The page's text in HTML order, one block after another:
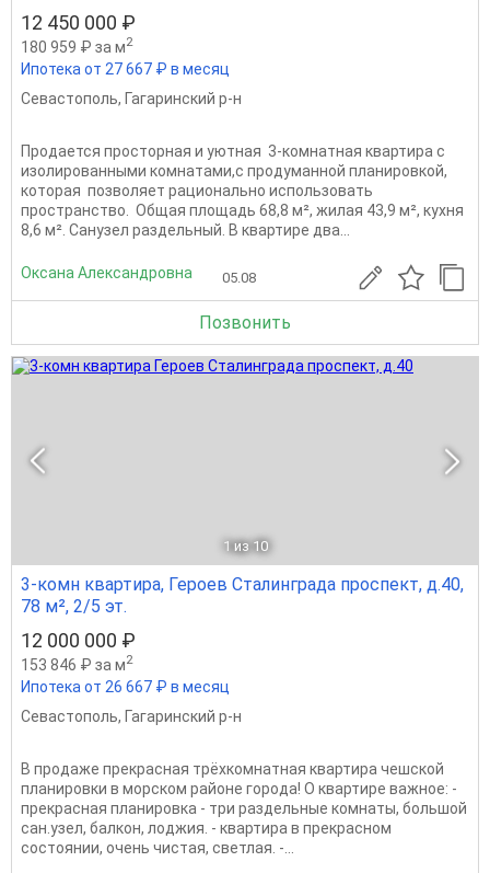
12 450 000 ₽
180 959 ₽ за м2
Ипотека от 27 667 ₽ в месяц
Севастополь, Гагаринский р-н
Продается просторная и уютная 3-комнатная квартира с
изолированными комнатами,с продуманной планировкой,
которая позволяет рационально использовать
пространство. Общая площадь 68,8 м², жилая 43,9 м², кухня
8,6 м². Санузел раздельный. В квартире два...
Оксана Александровна 05.08
Позвонить
1 из 10
3-комн квартира, Героев Сталинграда проспект, д.40,
78 м², 2/5 эт.
12 000 000 ₽
153 846 ₽ за м2
Ипотека от 26 667 ₽ в месяц
Севастополь, Гагаринский р-н
В продаже прекрасная трёхкомнатная квартира чешской
планировки в морском районе города! О квартире важное: -
прекрасная планировка - три раздельные комнаты, большой
сан.узел, балкон, лоджия. - квартира в прекрасном
состоянии, очень чистая, светлая. -...